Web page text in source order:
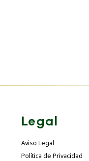
Legal
Aviso Legal
Política de Privacidad